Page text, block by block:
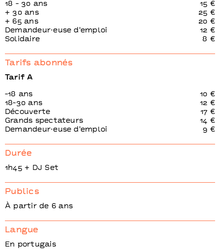
18 - 30 ans
15 €
+ 30 ans
25 €
+ 65 ans
20 €
Demandeur⋅euse d'emploi
12 €
Solidaire
8 €
Tarifs abonnés
Tarif A
-18 ans
10 €
18-30 ans
12 €
Découverte
17 €
Grands spectateurs
14 €
Demandeur⋅euse d'emploi
9 €
Durée
1h45 + DJ Set
Publics
À partir de 6 ans
Langue
En portugais